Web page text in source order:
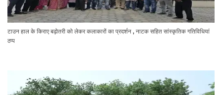
टाउन हाल के किराए बढ़ोतरी को लेकर कलाकारों का प्रदर्शन , नाटक सहित सांस्कृतिक गतिविधियां
ठप्प